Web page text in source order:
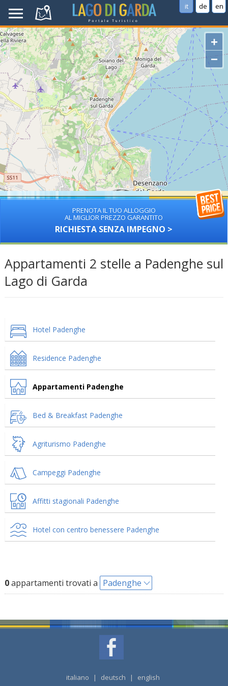
it de en
+
−
PRENOTA IL TUO ALLOGGIO
AL MIGLIOR PREZZO GARANTITO
RICHIESTA SENZA IMPEGNO >
Appartamenti 2 stelle a Padenghe sul
Lago di Garda
Hotel Padenghe
Residence Padenghe
Appartamenti Padenghe
Bed & Breakfast Padenghe
Agriturismo Padenghe
Campeggi Padenghe
Affitti stagionali Padenghe
Hotel con centro benessere Padenghe
0appartamenti trovati a Padenghe
italiano | deutsch | english